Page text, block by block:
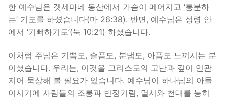
한 예수님은 겟세마네 동산에서 가슴이 메어지고 ‘통분하
는’ 기도를 하셨습니다(마 26:38). 반면, 예수님은 성령 안
에서 ‘기뻐하기도’(눅 10:21) 하셨습니다.
이처럼 주님은 기쁨도, 슬픔도, 분냄도, 아픔도 느끼시는 분
이셨습니다. 우리는, 이것을 그리스도의 고난과 깊이 연관
지어 묵상해 볼 필요가 있습니다. 예수님이 하나님의 아들
이시기에 사람들의 조롱과 빈정거림, 멸시와 천대를 능히